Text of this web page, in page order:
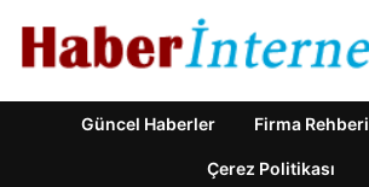
Güncel Haberler Firma Rehberi
Çerez Politikası